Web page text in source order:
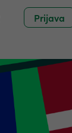
Prijava